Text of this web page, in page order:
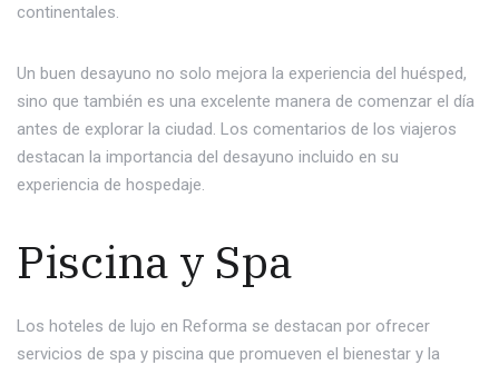
continentales.
Un buen desayuno no solo mejora la experiencia del huésped,
sino que también es una excelente manera de comenzar el día
antes de explorar la ciudad. Los comentarios de los viajeros
destacan la importancia del desayuno incluido en su
experiencia de hospedaje.
Piscina y Spa
Los hoteles de lujo en Reforma se destacan por ofrecer
servicios de spa y piscina que promueven el bienestar y la